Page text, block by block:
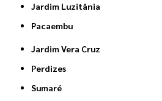
Jardim Luzitânia
Pacaembu
Jardim Vera Cruz
Perdizes
Sumaré